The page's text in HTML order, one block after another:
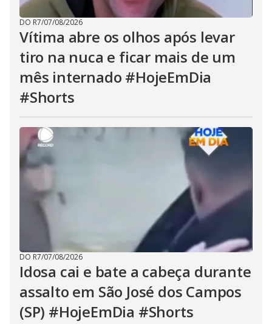
DO R7/07/08/2026
Vítima abre os olhos após levar
tiro na nuca e ficar mais de um
mês internado #HojeEmDia
#Shorts
DO R7/07/08/2026
Idosa cai e bate a cabeça durante
assalto em São José dos Campos
(SP) #HojeEmDia #Shorts